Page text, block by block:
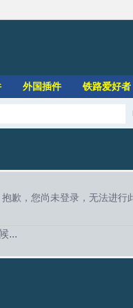
外国插件 铁路爱好者
抱歉，您尚未登录，无法进行
...